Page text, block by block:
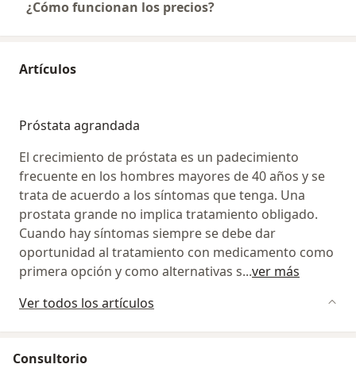
¿Cómo funcionan los precios?
Artículos
Próstata agrandada
El crecimiento de próstata es un padecimiento
frecuente en los hombres mayores de 40 años y se
trata de acuerdo a los síntomas que tenga. Una
prostata grande no implica tratamiento obligado.
Cuando hay síntomas siempre se debe dar
oportunidad al tratamiento con medicamento como
primera opción y como alternativas s...ver más
Ver todos los artículos
Consultorio